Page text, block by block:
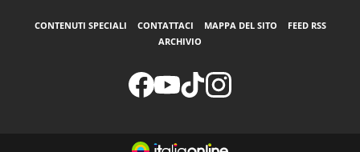
CONTENUTI SPECIALI CONTATTACI MAPPA DEL SITO
FEED RSS
ARCHIVIO